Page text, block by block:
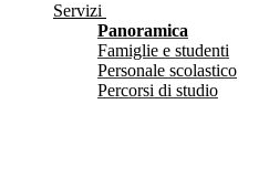
Servizi
Panoramica
Famiglie e studenti
Personale scolastico
Percorsi di studio